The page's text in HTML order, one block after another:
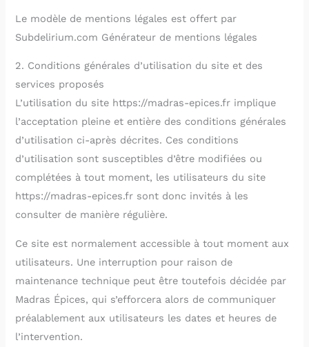
Le modèle de mentions légales est offert par
Subdelirium.com Générateur de mentions légales
2. Conditions générales d’utilisation du site et des
services proposés
L’utilisation du site https://madras-epices.fr implique
l’acceptation pleine et entière des conditions générales
d’utilisation ci-après décrites. Ces conditions
d’utilisation sont susceptibles d’être modifiées ou
complétées à tout moment, les utilisateurs du site
https://madras-epices.fr sont donc invités à les
consulter de manière régulière.
Ce site est normalement accessible à tout moment aux
utilisateurs. Une interruption pour raison de
maintenance technique peut être toutefois décidée par
Madras Épices, qui s’efforcera alors de communiquer
préalablement aux utilisateurs les dates et heures de
l’intervention.